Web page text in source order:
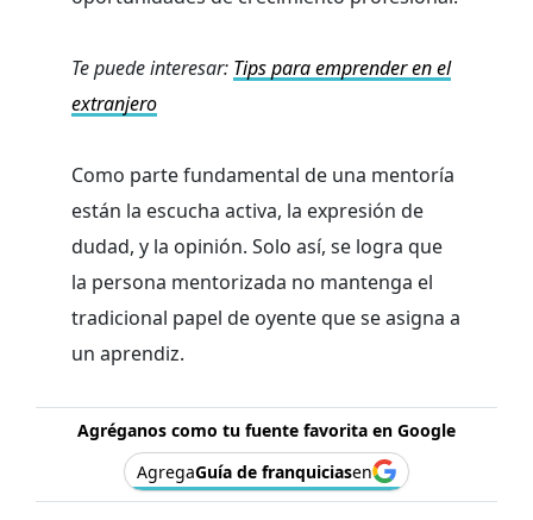
Te puede interesar: Tips para emprender en el
extranjero
Como parte fundamental de una mentoría
están la escucha activa, la expresión de
dudad, y la opinión. Solo así, se logra que
la persona mentorizada no mantenga el
tradicional papel de oyente que se asigna a
un aprendiz.
Agréganos como tu fuente favorita en Google
AgregaGuía de franquiciasen